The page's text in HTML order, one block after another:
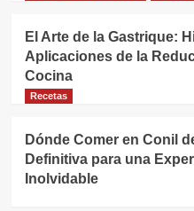
El Arte de la Gastrique:
Aplicaciones de la
Cocina
Recetas
Dónde Comer en Conil
Definitiva para una
Inolvidable